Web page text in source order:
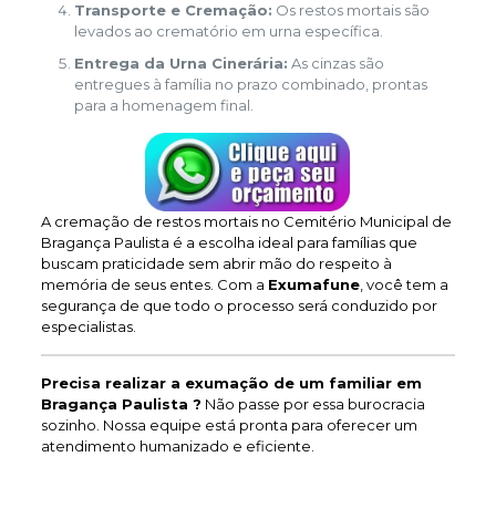
Transporte e Cremação: Os restos mortais são
levados ao crematório em urna específica.
Entrega da Urna Cinerária: As cinzas são
entregues à família no prazo combinado, prontas
para a homenagem final.
A cremação de restos mortais no Cemitério Municipal de
Bragança Paulista é a escolha ideal para famílias que
buscam praticidade sem abrir mão do respeito à
memória de seus entes. Com a Exumafune, você tem a
segurança de que todo o processo será conduzido por
especialistas.
Precisa realizar a exumação de um familiar em
Bragança Paulista ? Não passe por essa burocracia
sozinho. Nossa equipe está pronta para oferecer um
atendimento humanizado e eficiente.